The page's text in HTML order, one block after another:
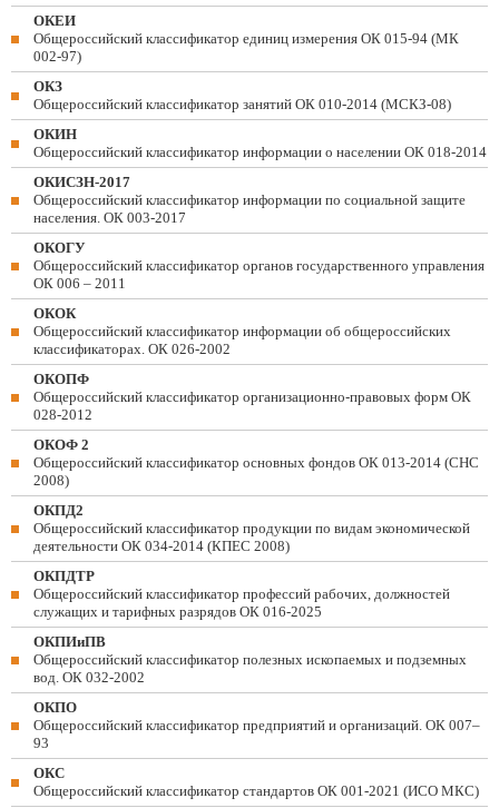
ОКЕИ
Общероссийский классификатор единиц измерения ОК 015-94 (МК
002-97)
ОКЗ
Общероссийский классификатор занятий ОК 010-2014 (МСКЗ-08)
ОКИН
Общероссийский классификатор информации о населении ОК 018-2014
ОКИСЗН-2017
Общероссийский классификатор информации по социальной защите
населения. ОК 003-2017
ОКОГУ
Общероссийский классификатор органов государственного управления
ОК 006 – 2011
ОКОК
Общероссийский классификатор информации об общероссийских
классификаторах. ОК 026-2002
ОКОПФ
Общероссийский классификатор организационно-правовых форм ОК
028-2012
ОКОФ 2
Общероссийский классификатор основных фондов ОК 013-2014 (СНС
2008)
ОКПД2
Общероссийский классификатор продукции по видам экономической
деятельности ОК 034-2014 (КПЕС 2008)
ОКПДТР
Общероссийский классификатор профессий рабочих, должностей
служащих и тарифных разрядов ОК 016-2025
ОКПИиПВ
Общероссийский классификатор полезных ископаемых и подземных
вод. ОК 032-2002
ОКПО
Общероссийский классификатор предприятий и организаций. ОК 007–
93
ОКС
Общероссийский классификатор стандартов ОК 001-2021 (ИСО МКС)